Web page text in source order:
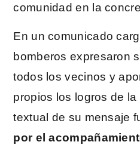
comunidad en la
En un comunicado
bomberos expresaron
todos los vecinos y
propios los logros de
textual de su mensaje
por el